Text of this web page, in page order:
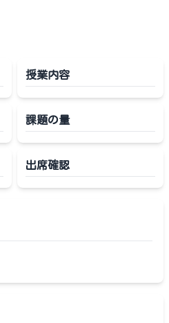
授業内容
課題の量
出席確認